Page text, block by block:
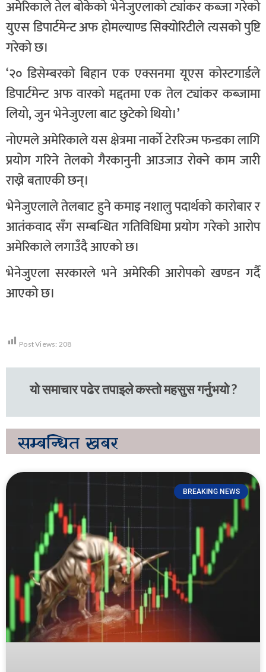
अमेरिकाले तेल बोकेको भेनेजुएलाको ट्यांकर कब्जा गरेको
युएस डिपार्टमेन्ट अफ होमल्याण्ड सिक्योरिटीले त्यसको पुष्टि
गरेको छ।
‘२० डिसेम्बरको बिहान एक एक्सनमा यूएस कोस्टगार्डले
डिपार्टमेन्ट अफ वारको मद्दतमा एक तेल ट्यांकर कब्जामा
लियो, जुन भेनेजुएला बाट छुटेको थियो।’
नोएमले अमेरिकाले यस क्षेत्रमा नार्को टेररिज्म फन्डका लागि
प्रयोग गरिने तेलको गैरकानुनी आउजाउ रोक्ने काम जारी
राख्ने बताएकी छन्।
भेनेजुएलाले तेलबाट हुने कमाइ नशालु पदार्थको कारोबार र
आतंकवाद सँग सम्बन्धित गतिविधिमा प्रयोग गरेको आरोप
अमेरिकाले लगाउँदै आएको छ।
भेनेजुएला सरकारले भने अमेरिकी आरोपको खण्डन गर्दै
आएको छ।
Post Views: 208
यो समाचार पढेर तपाइले कस्तो महसुस गर्नुभयो ?
सम्बन्धित खबर
BREAKING NEWS